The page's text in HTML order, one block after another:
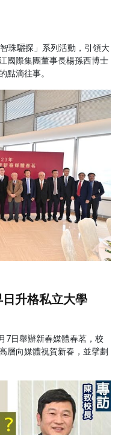
珠驪探」系列活動，引領大
國際集團董事長楊孫西博士
點滴往事。
升格私立大學
7日舉辦新春媒體春茗，校
層向媒體祝賀新春，並擘劃